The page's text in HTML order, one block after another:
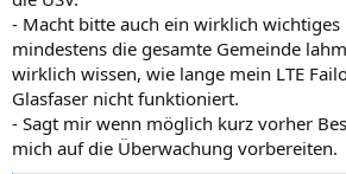
- Macht bitte auch ein wirklich
mindestens die gesamte Gemeinde
wirklich wissen, wie lange mein LTE
Glasfaser nicht funktioniert.
- Sagt mir wenn möglich kurz vorher
mich auf die Überwachung vorbereiten.